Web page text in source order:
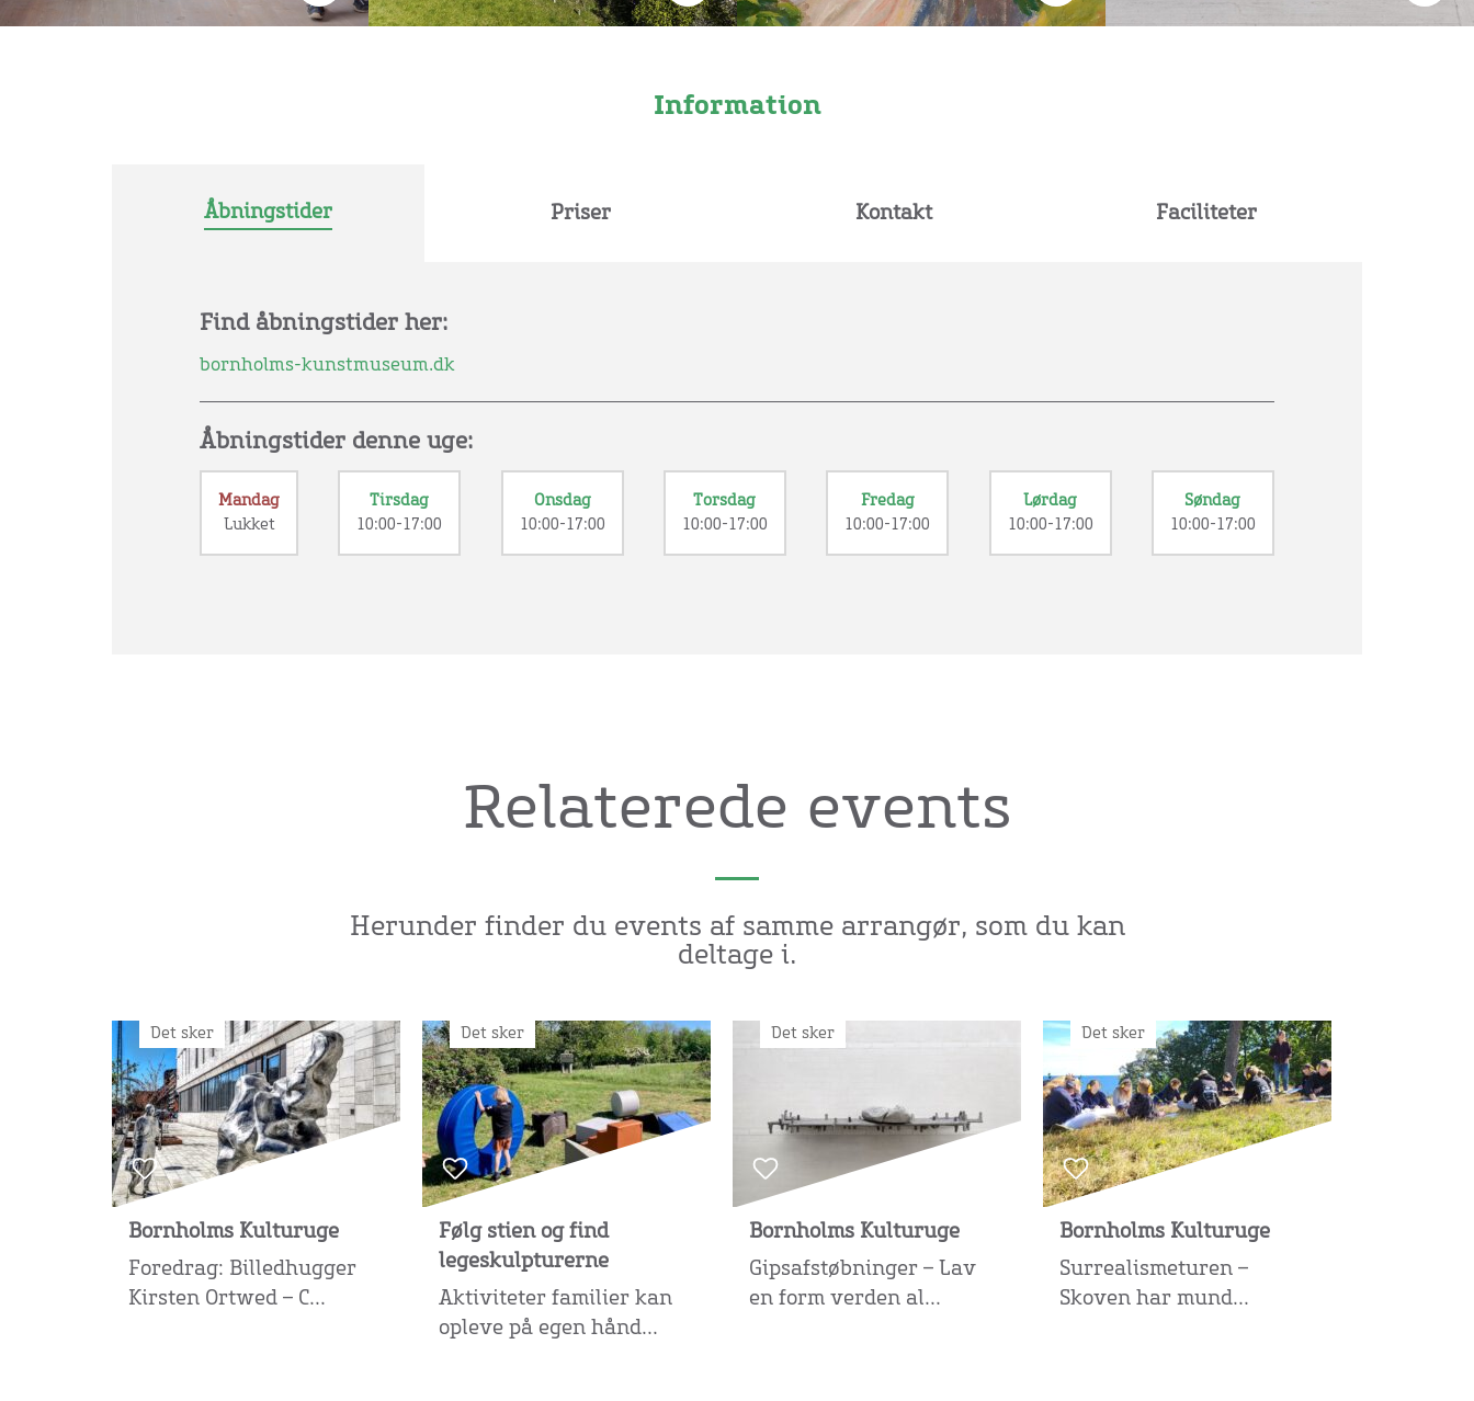
Information
Åbningstider Priser Kontakt Faciliteter
Find åbningstider her:
bornholms-kunstmuseum.dk
Åbningstider denne uge:
Mandag
Lukket
Tirsdag
10:00-17:00
Onsdag
10:00-17:00
Torsdag
10:00-17:00
Fredag
10:00-17:00
Lørdag
10:00-17:00
Søndag
10:00-17:00
Relaterede events
Herunder finder du events af samme arrangør, som du kan
deltage i.
Det sker
Bornholms Kulturuge
Foredrag: Billedhugger
Kirsten Ortwed – C...
Det sker
Følg stien og find
legeskulpturerne
Aktiviteter familier kan
opleve på egen hånd...
Det sker
Bornholms Kulturuge
Gipsafstøbninger – Lav
en form verden al...
Det sker
Bornholms Kulturuge
Surrealismeturen –
Skoven har mund...